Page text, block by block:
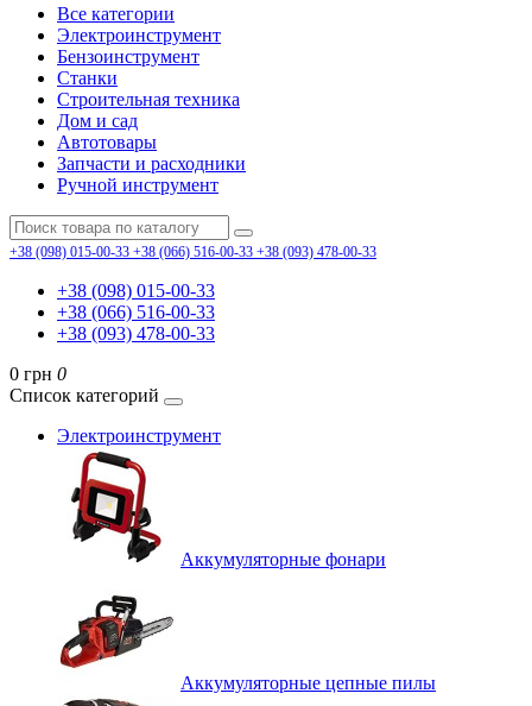
Все категории
Электроинструмент
Бензоинструмент
Станки
Строительная техника
Дом и сад
Автотовары
Запчасти и расходники
Ручной инструмент
+38 (098) 015-00-33 +38 (066) 516-00-33 +38 (093) 478-00-33
+38 (098) 015-00-33
+38 (066) 516-00-33
+38 (093) 478-00-33
0 грн 0
Список категорий
Электроинструмент
Аккумуляторные фонари
Аккумуляторные цепные пилы